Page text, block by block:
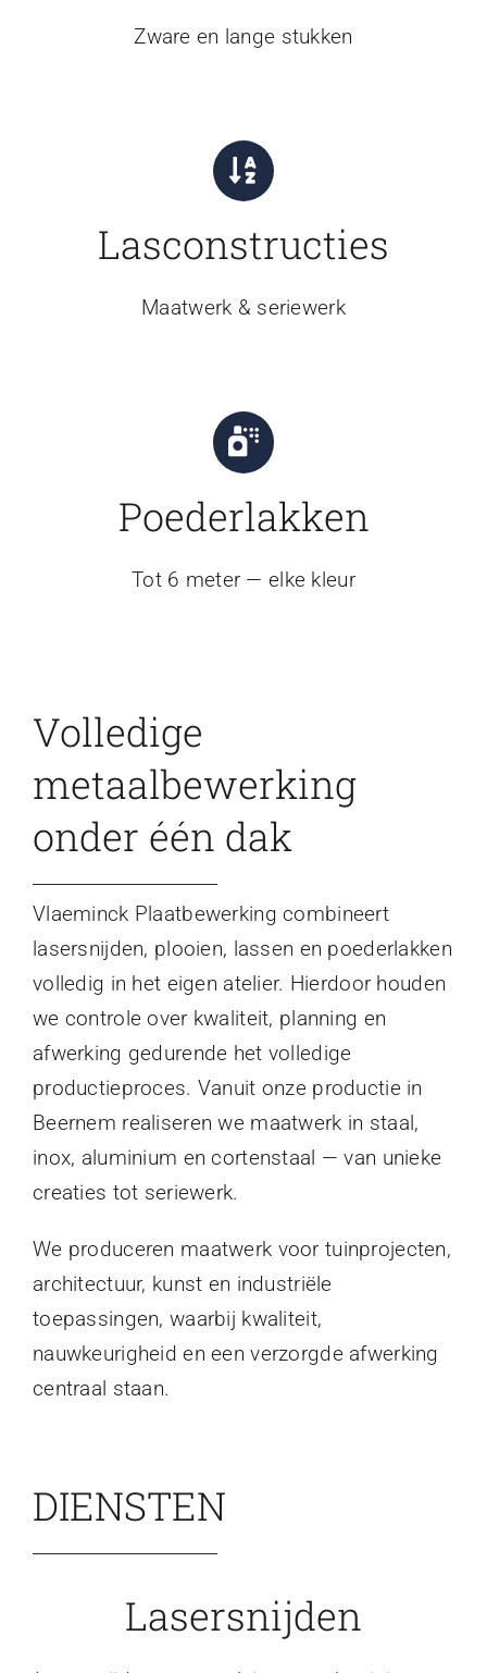
Zware en lange stukken
Lasconstructies
Maatwerk & seriewerk
Poederlakken
Tot 6 meter — elke kleur
Volledige
metaalbewerking
onder één dak
Vlaeminck Plaatbewerking combineert
lasersnijden, plooien, lassen en poederlakken
volledig in het eigen atelier. Hierdoor houden
we controle over kwaliteit, planning en
afwerking gedurende het volledige
productieproces. Vanuit onze productie in
Beernem realiseren we maatwerk in staal,
inox, aluminium en cortenstaal — van unieke
creaties tot seriewerk.
We produceren maatwerk voor tuinprojecten,
architectuur, kunst en industriële
toepassingen, waarbij kwaliteit,
nauwkeurigheid en een verzorgde afwerking
centraal staan.
DIENSTEN
Lasersnijden